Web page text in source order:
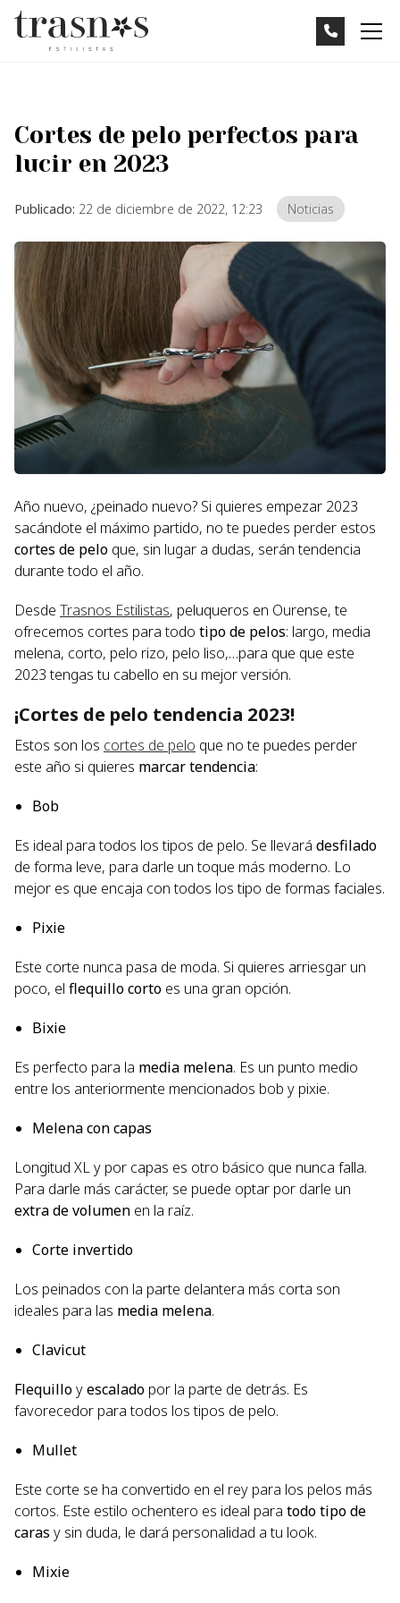
Cortes de pelo perfectos para
lucir en 2023
Publicado: 22 de diciembre de 2022, 12:23 Noticias
Año nuevo, ¿peinado nuevo? Si quieres empezar 2023
sacándote el máximo partido, no te puedes perder estos
cortes de pelo que, sin lugar a dudas, serán tendencia
durante todo el año.
Desde Trasnos Estilistas, peluqueros en Ourense, te
ofrecemos cortes para todo tipo de pelos: largo, media
melena, corto, pelo rizo, pelo liso,…para que que este
2023 tengas tu cabello en su mejor versión.
¡Cortes de pelo tendencia 2023!
Estos son los cortes de pelo que no te puedes perder
este año si quieres marcar tendencia:
Bob
Es ideal para todos los tipos de pelo. Se llevará desfilado
de forma leve, para darle un toque más moderno. Lo
mejor es que encaja con todos los tipo de formas faciales.
Pixie
Este corte nunca pasa de moda. Si quieres arriesgar un
poco, el flequillo corto es una gran opción.
Bixie
Es perfecto para la media melena. Es un punto medio
entre los anteriormente mencionados bob y pixie.
Melena con capas
Longitud XL y por capas es otro básico que nunca falla.
Para darle más carácter, se puede optar por darle un
extra de volumen en la raíz.
Corte invertido
Los peinados con la parte delantera más corta son
ideales para las media melena.
Clavicut
Flequilloyescalado por la parte de detrás. Es
favorecedor para todos los tipos de pelo.
Mullet
Este corte se ha convertido en el rey para los pelos más
cortos. Este estilo ochentero es ideal para todo tipo de
caras y sin duda, le dará personalidad a tu look.
Mixie